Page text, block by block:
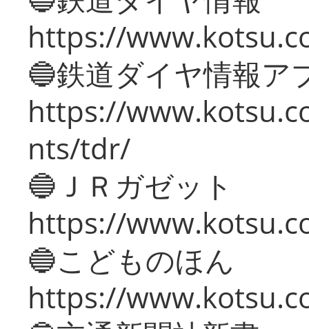
https://
🔵鉄道ダイヤ情報ア
https://
nts/tdr/
🔵ＪＲガゼット
https://
🔵こどものほん
https://